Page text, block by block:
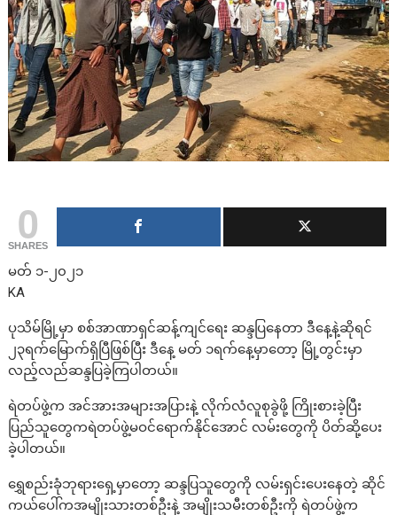
0
SHARES
မတ် ၁-၂၀၂၁
KA
ပုသိမ်မြို့မှာ စစ်အာဏာရှင်ဆန့်ကျင်ရေး ဆန္ဒပြနေတာ ဒီနေ့နဲ့ဆိုရင်
၂၃ရက်မြောက်ရှိပြီဖြစ်ပြီး ဒီနေ့ မတ် ၁ရက်နေ့မှာတော့ မြို့တွင်းမှာ
လည့်လည်ဆန္ဒပြခဲ့ကြပါတယ်။
ရဲတပ်ဖွဲ့က အင်အားအများအပြားနဲ့ လိုက်လံလူစုခွဲဖို့ ကြိုးစားခဲ့ပြီး
ပြည်သူတွေကရဲတပ်ဖွဲ့မဝင်ရောက်နိုင်အောင် လမ်းတွေကို ပိတ်ဆို့ပေး
ခဲ့ပါတယ်။
ရွှေစည်းခုံဘုရားရှေ့မှာတော့ ဆန္ဒပြသူတွေကို လမ်းရှင်းပေးနေတဲ့ ဆိုင်
ကယ်ပေါ်ကအမျိုးသားတစ်ဦးနဲ့ အမျိုးသမီးတစ်ဦးကို ရဲတပ်ဖွဲ့က